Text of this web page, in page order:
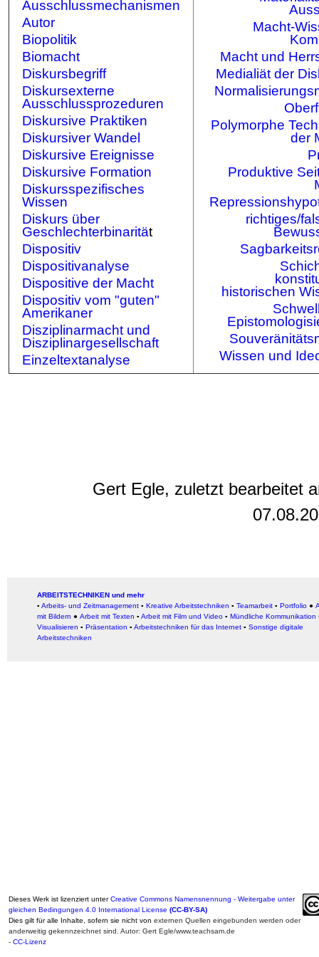
Ausschlussmechanismen
Autor
Biopolitik
Biomacht
Diskursbegriff
Diskursexterne
Ausschlussprozeduren
Diskursive Praktiken
Diskursiver Wandel
Diskursive Ereignisse
Diskursive Formation
Diskursspezifisches
Wissen
Diskurs über
Geschlechterbinarität
Dispositiv
Dispositivanalyse
Dispositive der Macht
Dispositiv vom "guten"
Amerikaner
Disziplinarmacht und
Disziplinargesellschaft
Einzeltextanalyse
Macht-
Macht und
Medialiät der
Polymorphe
der
Produktive
richtiges/
historischen
Wissen und
Gert Egle, zuletzt bearbeitet
ARBEITSTECHNIKEN und mehr
▪ Arbeits- und Zeitmanagement ▪ Kreative Arbeitstechniken ▪ Teamarbeit ▪ Portfolio ●
mit Bildern ● Arbeit mit Texten ▪ Arbeit mit Film und Video ▪ Mündliche Kommunikation
Visualisieren ▪ Präsentation ▪ Arbeitstechniken für das Internet ▪ Sonstige digitale
Arbeitstechniken
Dieses Werk ist lizenziert unterCreative Commons Namensnennung - Weitergabe unter
gleichen Bedingungen 4.0 International License (CC-BY-SA)
Dies gilt für alle Inhalte, sofern sie nicht von externen Quellen eingebunden werden oder
anderweitig gekennzeichnet sind. Autor: Gert Egle/www.teachsam.de
- CC-Lizenz